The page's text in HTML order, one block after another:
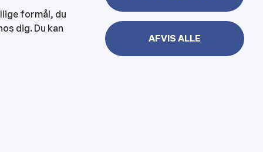
og hjemmesygeplejen
formål, du
dig. Du kan
AFVIS ALLE